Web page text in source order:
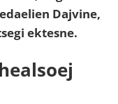
Dajvine,
ektesne.